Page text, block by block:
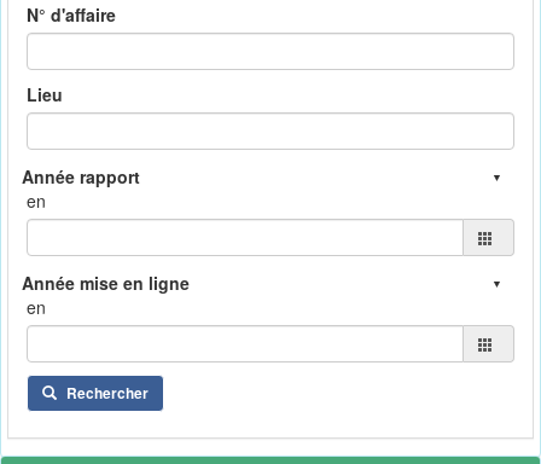
N° d'affaire
Lieu
en
en
Rechercher